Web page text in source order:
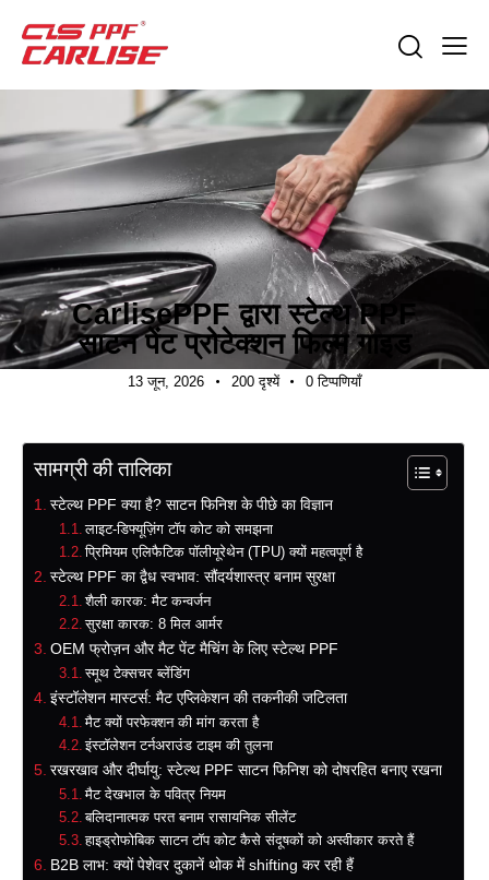
उद्योग समाचार निर्यात मार्गदर्शन
CarlisePPF द्वारा स्टेल्थ PPF
साटन पेंट प्रोटेक्शन फिल्म गाइड
13 जून, 2026 200 दृश्यें 0 टिप्पणियाँ
सामग्री की तालिका
स्टेल्थ PPF क्या है? साटन फिनिश के पीछे का विज्ञान
लाइट-डिफ्यूज़िंग टॉप कोट को समझना
प्रिमियम एलिफैटिक पॉलीयूरेथेन (TPU) क्यों महत्वपूर्ण है
स्टेल्थ PPF का द्वैध स्वभाव: सौंदर्यशास्त्र बनाम सुरक्षा
शैली कारक: मैट कन्वर्जन
सुरक्षा कारक: 8 मिल आर्मर
OEM फ्रोज़न और मैट पेंट मैचिंग के लिए स्टेल्थ PPF
स्मूथ टेक्सचर ब्लेंडिंग
इंस्टॉलेशन मास्टर्स: मैट एप्लिकेशन की तकनीकी जटिलता
मैट क्यों परफेक्शन की मांग करता है
इंस्टॉलेशन टर्नअराउंड टाइम की तुलना
रखरखाव और दीर्घायु: स्टेल्थ PPF साटन फिनिश को दोषरहित बनाए रखना
मैट देखभाल के पवित्र नियम
बलिदानात्मक परत बनाम रासायनिक सीलेंट
हाइड्रोफोबिक साटन टॉप कोट कैसे संदूषकों को अस्वीकार करते हैं
B2B लाभ: क्यों पेशेवर दुकानें थोक में shifting कर रही हैं